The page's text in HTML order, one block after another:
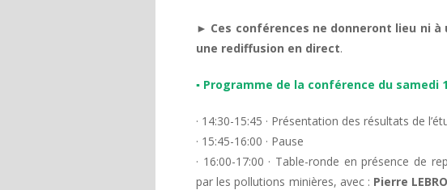
► Ces conférences ne donneront lieu ni
une rediffusion en direct.
▪ Programme de la conférence du samedi
· 14:30-15:45 · Présentation des résultats de
· 15:45-16:00 · Pause
· 16:00-17:00 · Table-ronde en présence de
par les pollutions minières, avec : Pierre